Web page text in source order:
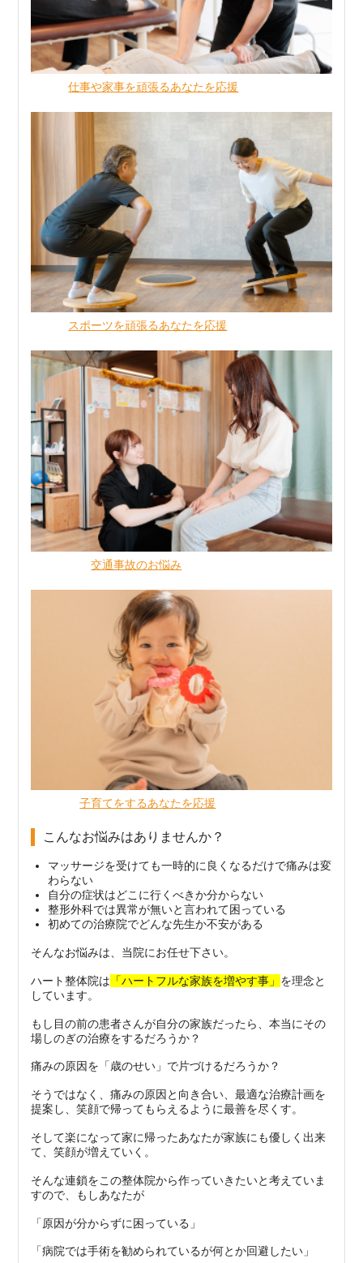
仕事や家事を頑張るあなたを応援
スポーツを頑張るあなたを応援
交通事故のお悩み
子育てをするあなたを応援
こんなお悩みはありませんか？
マッサージを受けても一時的に良くなるだけで痛みは変
わらない
自分の症状はどこに行くべきか分からない
整形外科では異常が無いと言われて困っている
初めての治療院でどんな先生か不安がある
そんなお悩みは、当院にお任せ下さい。
ハート整体院は 「ハートフルな家族を増やす事」 を理念と
しています。
もし目の前の患者さんが自分の家族だったら、本当にその
場しのぎの治療をするだろうか？
痛みの原因を「歳のせい」で片づけるだろうか？
そうではなく、痛みの原因と向き合い、最適な治療計画を
提案し、笑顔で帰ってもらえるように最善を尽くす。
そして楽になって家に帰ったあなたが家族にも優しく出来
て、笑顔が増えていく。
そんな連鎖をこの整体院から作っていきたいと考えていま
すので、もしあなたが
「原因が分からずに困っている」
「病院では手術を勧められているが何とか回避したい」